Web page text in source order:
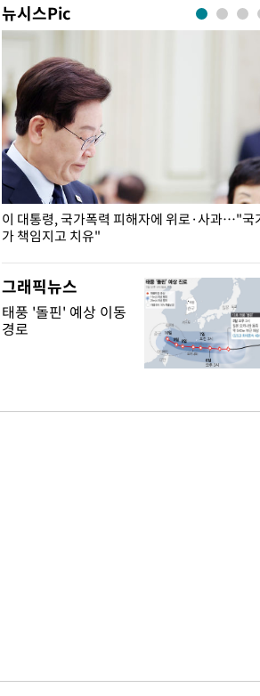
뉴시스Pic
이 대통령, 국가폭력 피해자에 위로·사과…"국
가 책임지고 치유"
그래픽뉴스
태풍 '돌핀' 예상 이동
경로